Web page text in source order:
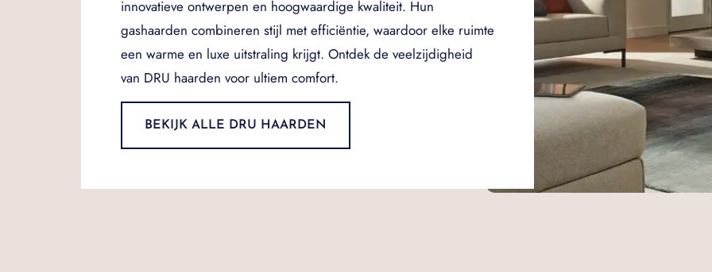
innovatieve ontwerpen en hoogwaardige kwaliteit. Hun
gashaarden combineren stijl met efficiëntie, waardoor elke ruimte
een warme en luxe uitstraling krijgt. Ontdek de veelzijdigheid
van DRU haarden voor ultiem comfort.
BEKIJK ALLE DRU HAARDEN